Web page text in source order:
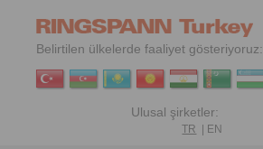
Belirtilen ülkelerde faaliyet gösteriyoruz:
TR EN